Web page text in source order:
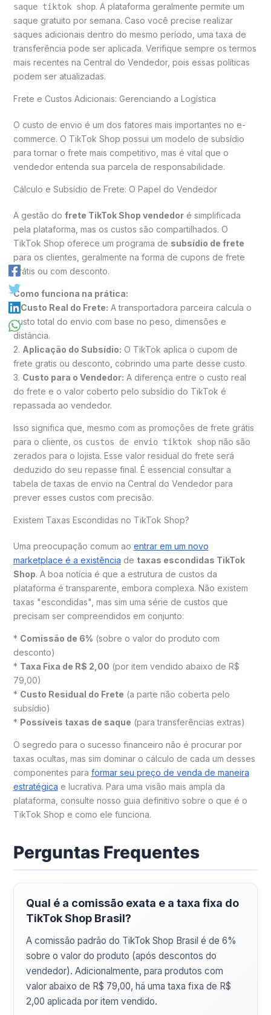
saque tiktok shop. A plataforma geralmente permite um
saque gratuito por semana. Caso você precise realizar
saques adicionais dentro do mesmo período, uma taxa de
transferência pode ser aplicada. Verifique sempre os termos
mais recentes na Central do Vendedor, pois essas políticas
podem ser atualizadas.
Frete e Custos Adicionais: Gerenciando a Logística
O custo de envio é um dos fatores mais importantes no e-
commerce. O TikTok Shop possui um modelo de subsídio
para tornar o frete mais competitivo, mas é vital que o
vendedor entenda sua parcela de responsabilidade.
Cálculo e Subsídio de Frete: O Papel do Vendedor
A gestão do frete TikTok Shop vendedoré simplificada
pela plataforma, mas os custos são compartilhados. O
TikTok Shop oferece um programa de subsídio de frete
para os clientes, geralmente na forma de cupons de frete
grátis ou com desconto.
Como funciona na prática:
1.Custo Real do Frete: A transportadora parceira calcula o
custo total do envio com base no peso, dimensões e
distância.
2. Aplicação do Subsídio: O TikTok aplica o cupom de
frete gratis ou desconto, cobrindo uma parte desse custo.
3. Custo para o Vendedor: A diferença entre o custo real
do frete e o valor coberto pelo subsídio do TikTok é
repassada ao vendedor.
Isso significa que, mesmo com as promoções de frete grátis
para o cliente, os custos de envio tiktok shopnão são
zerados para o lojista. Esse valor residual do frete será
deduzido do seu repasse final. É essencial consultar a
tabela de taxas de envio na Central do Vendedor para
prever esses custos com precisão.
Existem Taxas Escondidas no TikTok Shop?
Uma preocupação comum ao entrar em um novo
marketplace é a existência de taxas escondidas TikTok
Shop. A boa notícia é que a estrutura de custos da
plataforma é transparente, embora complexa. Não existem
taxas "escondidas", mas sim uma série de custos que
precisam ser compreendidos em conjunto:
* Comissão de 6% (sobre o valor do produto com
desconto)
* Taxa Fixa de R$ 2,00 (por item vendido abaixo de R$
79,00)
* Custo Residual do Frete (a parte não coberta pelo
subsídio)
* Possíveis taxas de saque (para transferências extras)
O segredo para o sucesso financeiro não é procurar por
taxas ocultas, mas sim dominar o cálculo de cada um desses
componentes para formar seu preço de venda de maneira
estratégica e lucrativa. Para uma visão mais ampla da
plataforma, consulte nosso guia definitivo sobre o que é o
TikTok Shop e como ele funciona.
Perguntas Frequentes
Qual é a comissão exata e a taxa fixa do
TikTok Shop Brasil?
A comissão padrão do TikTok Shop Brasil é de 6%
sobre o valor do produto (após descontos do
vendedor). Adicionalmente, para produtos com
valor abaixo de R$ 79,00, há uma taxa fixa de R$
2,00 aplicada por item vendido.